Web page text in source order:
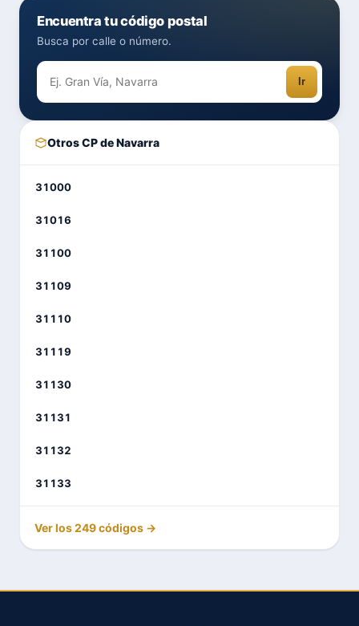
Encuentra tu código postal
Busca por calle o número.
Ir
Otros CP de Navarra
31000
31016
31100
31109
31110
31119
31130
31131
31132
31133
Ver los 249 códigos →